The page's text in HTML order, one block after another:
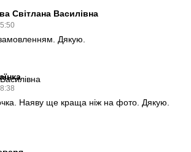
Світлана Василівна
Дякую.
Наяву ще краща ніж на фото. Дякую.